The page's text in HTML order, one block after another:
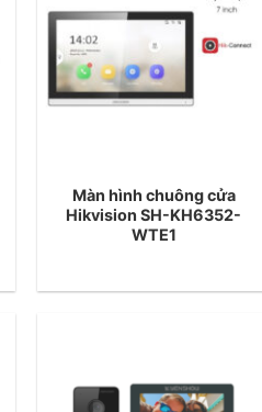
Màn hình chuông cửa
Hikvision SH-KH6352-
WTE1